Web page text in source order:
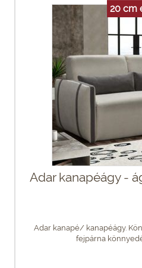
20 cm
Adar kanapéágy -
Adar kanapé/ kanapéágy.
fejpárna